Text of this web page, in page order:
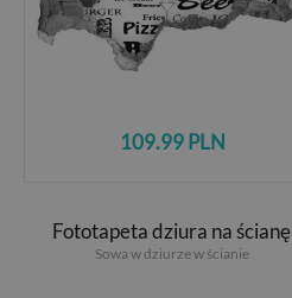
109.99 PLN
Fototapeta dziura na ścianę
Sowa w dziurze w ścianie